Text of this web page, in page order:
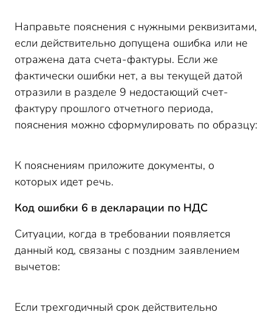
Направьте пояснения с нужными реквизитами,
если действительно допущена ошибка или не
отражена дата счета-фактуры. Если же
фактически ошибки нет, а вы текущей датой
отразили в разделе 9 недостающий счет-
фактуру прошлого отчетного периода,
пояснения можно сформулировать по образцу:
К пояснениям приложите документы, о
которых идет речь.
Код ошибки 6 в декларации по НДС
Ситуации, когда в требовании появляется
данный код, связаны с поздним заявлением
вычетов:
Если трехгодичный срок действительно